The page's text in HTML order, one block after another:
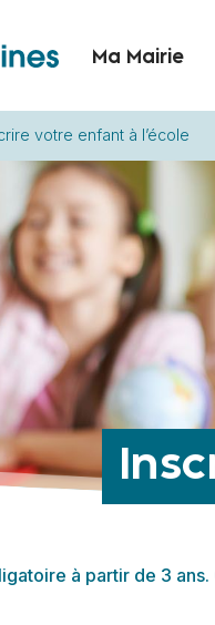
Ma Mairie
votre enfant à l’école
à partir de 3